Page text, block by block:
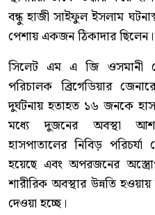
বন্ধু হাজী সাইফুল ইসলাম
পেশায় একজন ঠিকাদার ছিলেন।
সিলেট এম এ জি ওসমানী
পরিচালক ব্রিগেডিয়ার
দুর্ঘটনায় হতাহত ১৬ জনকে
মধ্যে দুজনের অবস্থা
হাসপাতালের নিবিড়
হয়েছে এবং অপরজনের
শারীরিক অবস্থার উন্নতি
দেওয়া হচ্ছে।